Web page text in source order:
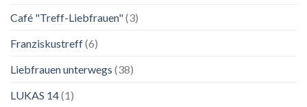
Café "Treff-Liebfrauen"(3)
Franziskustreff(6)
Liebfrauen unterwegs (38)
LUKAS 14(1)